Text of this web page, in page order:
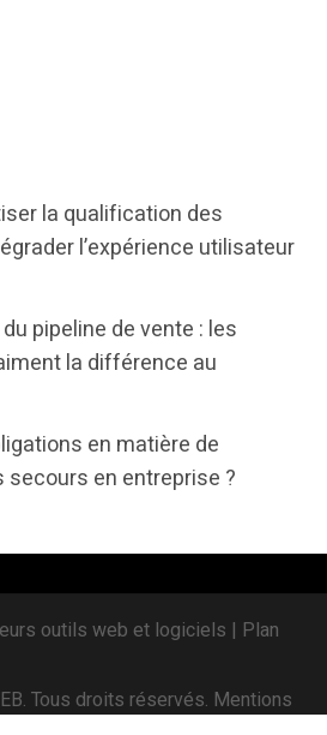
la qualification des
l’expérience utilisateur
pipeline de vente : les
la différence au
en matière de
en entreprise ?
outils web et logiciels | Plan
Tous droits réservés. Mentions